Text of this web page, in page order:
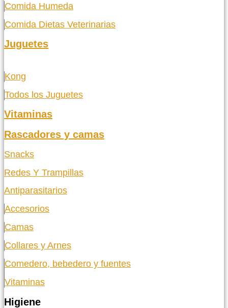
Comida Humeda
Comida Dietas Veterinarias
Juguetes
Kong
Todos los Juguetes
Vitaminas
Rascadores y camas
Snacks
Redes Y Trampillas
Antiparasitarios
Accesorios
Camas
Collares y Arnes
Comedero, bebedero y fuentes
Vitaminas
Higiene